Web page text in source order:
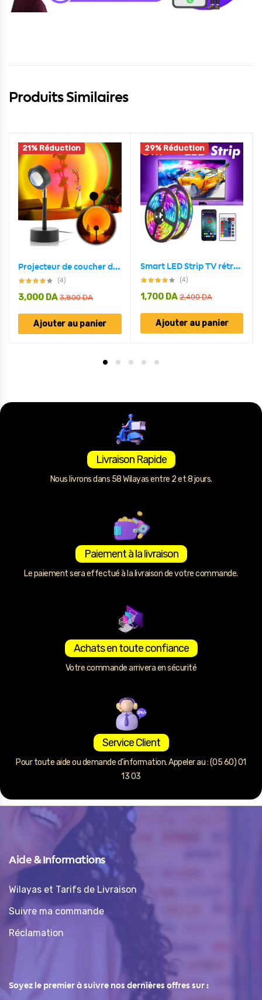
Produits Similaires
21% Réduction
Projecteur de coucher de soleil rotatif à 180 ° USB décoration murale
(4)
3,800DA
3,000 DA
Ajouter au panier
29% Réduction
Smart LED Strip TV rétroéclairage 5M RGB Android/iOS
(4)
2,400DA
1,700 DA
Ajouter au panier
Livraison Rapide
Nous livrons dans 58 Wilayas entre 2 et 8 jours.
Paiement à la livraison
Le paiement sera effectué à la livraison de votre commande.
Achats en toute confiance
Votre commande arrivera en sécurité
Service Client
Pour toute aide ou demande d’information. Appeler au : (05 60) 01
13 03
Aide & Informations
Wilayas et Tarifs de Livraison
Suivre ma commande
Réclamation
Soyez le premier à suivre nos dernières offres sur :